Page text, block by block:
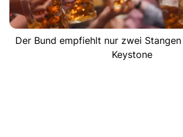
Der Bund empfiehlt nur zwei
Keystone